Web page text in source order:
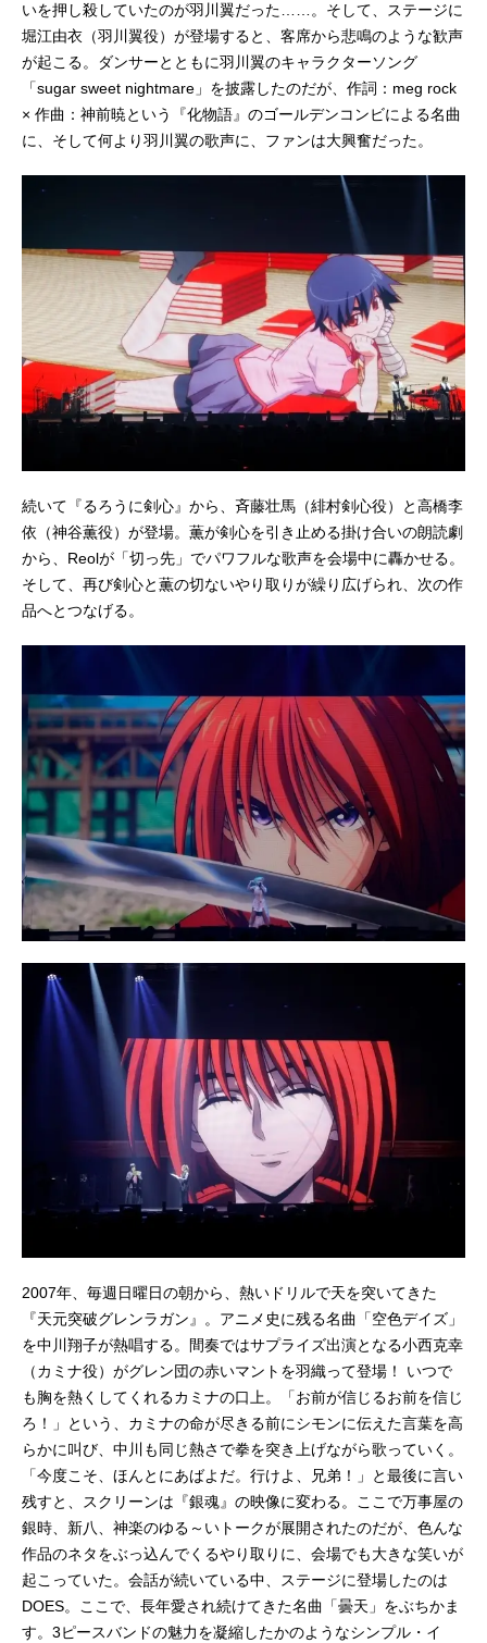
いを押し殺していたのが羽川翼だった……。そして、ステージに
堀江由衣（羽川翼役）が登場すると、客席から悲鳴のような歓声
が起こる。ダンサーとともに羽川翼のキャラクターソング
「sugar sweet nightmare」を披露したのだが、作詞：meg rock
× 作曲：神前暁という『化物語』のゴールデンコンビによる名曲
に、そして何より羽川翼の歌声に、ファンは大興奮だった。
続いて『るろうに剣心』から、斉藤壮馬（緋村剣心役）と高橋李
依（神谷薫役）が登場。薫が剣心を引き止める掛け合いの朗読劇
から、Reolが「切っ先」でパワフルな歌声を会場中に轟かせる。
そして、再び剣心と薫の切ないやり取りが繰り広げられ、次の作
品へとつなげる。
2007年、毎週日曜日の朝から、熱いドリルで天を突いてきた
『天元突破グレンラガン』。アニメ史に残る名曲「空色デイズ」
を中川翔子が熱唱する。間奏ではサプライズ出演となる小西克幸
（カミナ役）がグレン団の赤いマントを羽織って登場！ いつで
も胸を熱くしてくれるカミナの口上。「お前が信じるお前を信じ
ろ！」という、カミナの命が尽きる前にシモンに伝えた言葉を高
らかに叫び、中川も同じ熱さで拳を突き上げながら歌っていく。
「今度こそ、ほんとにあばよだ。行けよ、兄弟！」と最後に言い
残すと、スクリーンは『銀魂』の映像に変わる。ここで万事屋の
銀時、新八、神楽のゆる～いトークが展開されたのだが、色んな
作品のネタをぶっ込んでくるやり取りに、会場でも大きな笑いが
起こっていた。会話が続いている中、ステージに登場したのは
DOES。ここで、長年愛され続けてきた名曲「曇天」をぶちかま
す。3ピースバンドの魅力を凝縮したかのようなシンプル・イ